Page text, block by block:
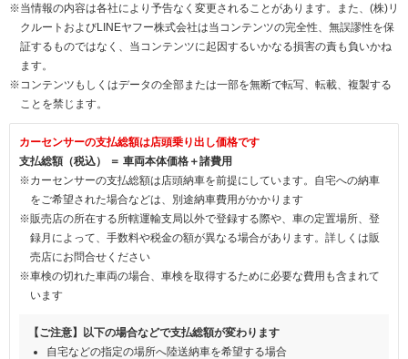
※当情報の内容は各社により予告なく変更されることがあります。また、(株)リ
クルートおよびLINEヤフー株式会社は当コンテンツの完全性、無誤謬性を保
証するものではなく、当コンテンツに起因するいかなる損害の責も負いかね
ます。
※コンテンツもしくはデータの全部または一部を無断で転写、転載、複製する
ことを禁じます。
カーセンサーの支払総額は店頭乗り出し価格です
支払総額（税込） ＝ 車両本体価格＋諸費用
※カーセンサーの支払総額は店頭納車を前提にしています。自宅への納車
をご希望された場合などは、別途納車費用がかかります
※販売店の所在する所轄運輸支局以外で登録する際や、車の定置場所、登
録月によって、手数料や税金の額が異なる場合があります。詳しくは販
売店にお問合せください
※車検の切れた車両の場合、車検を取得するために必要な費用も含まれて
います
【ご注意】以下の場合などで支払総額が変わります
自宅などの指定の場所へ陸送納車を希望する場合